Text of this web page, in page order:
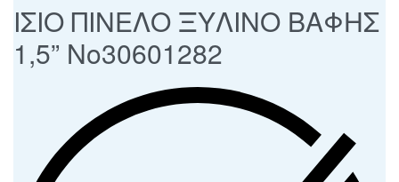
ΙΣΙΟ ΠΙΝΕΛΟ ΞΥΛΙΝΟ ΒΑΦΗΣ
1,5” Νο30601282